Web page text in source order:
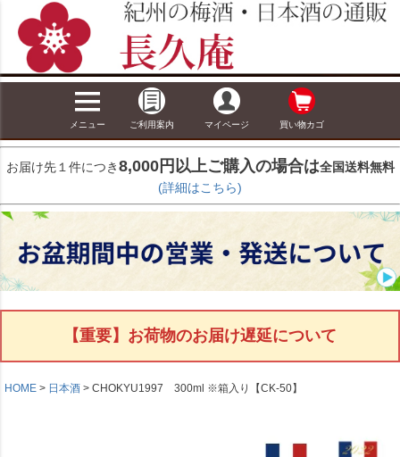
メニュー ご利用案内 マイページ 買い物カゴ
お届け先１件につき8,000円以上ご購入の場合は全国送料無料
(詳細はこちら)
【重要】お荷物のお届け遅延について
HOME 日本酒 CHOKYU1997 300ml ※箱入り【CK-50】